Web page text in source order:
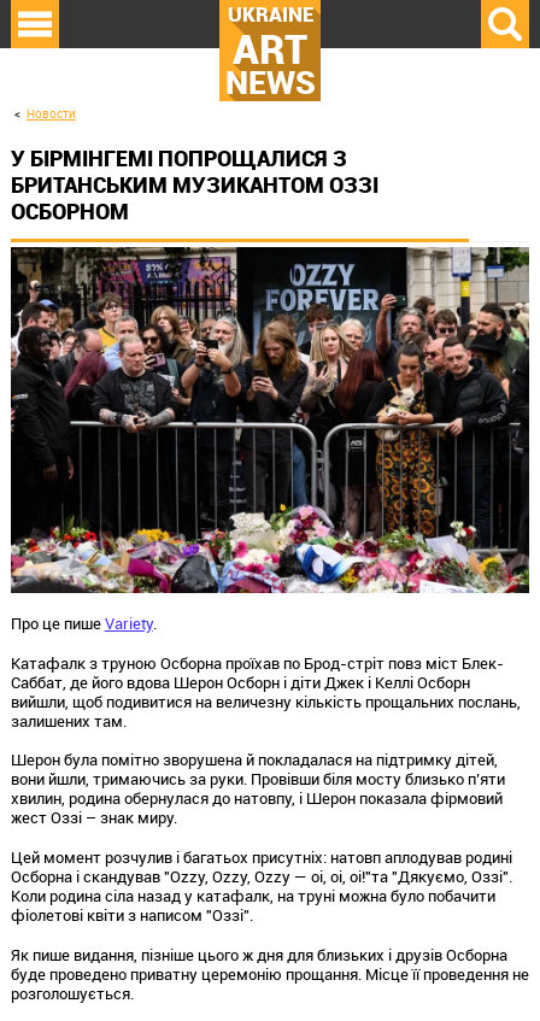
UKRAINE
ART
NEWS
Новости
У БІРМІНГЕМІ ПОПРОЩАЛИСЯ З
БРИТАНСЬКИМ МУЗИКАНТОМ ОЗЗІ
ОСБОРНОМ
Про це пишеVariety.
Катафалк з труною Осборна проїхав по Брод-стріт повз міст Блек-
Саббат, де його вдова Шерон Осборн і діти Джек і Келлі Осборн
вийшли, щоб подивитися на величезну кількість прощальних послань,
залишених там.
Шерон була помітно зворушена й покладалася на підтримку дітей,
вони йшли, тримаючись за руки. Провівши біля мосту близько п’яти
хвилин, родина обернулася до натовпу, і Шерон показала фірмовий
жест Оззі – знак миру.
Цей момент розчулив і багатьох присутніх: натовп аплодував родині
Осборна і скандував "Ozzy, Ozzy, Ozzy — oi, oi, oi!"та "Дякуємо, Оззі".
Коли родина сіла назад у катафалк, на труні можна було побачити
фіолетові квіти з написом "Оззі".
Як пише видання, пізніше цього ж дня для близьких і друзів Осборна
буде проведено приватну церемонію прощання. Місце її проведення не
розголошується.